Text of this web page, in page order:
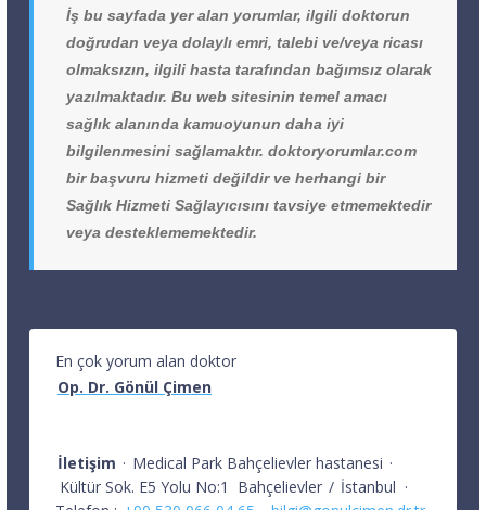
İş bu sayfada yer alan yorumlar, ilgili doktorun
doğrudan veya dolaylı emri, talebi ve/veya ricası
olmaksızın, ilgili hasta tarafından bağımsız olarak
yazılmaktadır. Bu web sitesinin temel amacı
sağlık alanında kamuoyunun daha iyi
bilgilenmesini sağlamaktır. doktoryorumlar.com
bir başvuru hizmeti değildir ve herhangi bir
Sağlık Hizmeti Sağlayıcısını tavsiye etmemektedir
veya desteklememektedir.
En çok yorum alan doktor
Op. Dr. Gönül Çimen
İletişim · Medical Park Bahçelievler hastanesi ·
Kültür Sok. E5 Yolu No:1
Bahçelievler / İstanbul ·